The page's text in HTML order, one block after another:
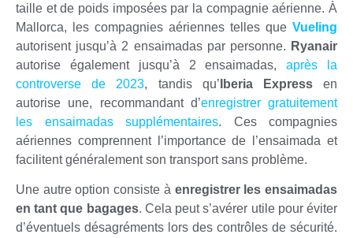
taille et de poids imposées par la compagnie aérienne. À
Mallorca, les compagnies aériennes telles que Vueling
autorisent jusqu’à 2 ensaimadas par personne. Ryanair
autorise également jusqu’à 2 ensaimadas,après la
controverse de 2023, tandis qu’ Iberia Expressen
autorise une, recommandant d’enregistrer gratuitement
les ensaimadas supplémentaires. Ces compagnies
aériennes comprennent l’importance de l’ensaimada et
facilitent généralement son transport sans problème.
Une autre option consiste à enregistrer les ensaimadas
en tant que bagages. Cela peut s’avérer utile pour éviter
d’éventuels désagréments lors des contrôles de sécurité.